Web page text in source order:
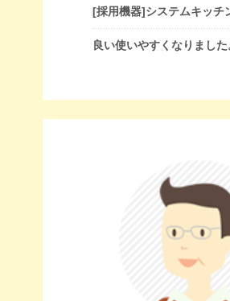
[採用機器]システムキッチ
良い使いやすくなりました